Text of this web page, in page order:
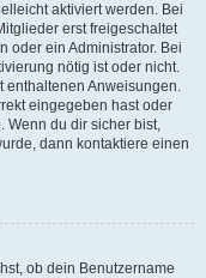
aktiviert werden. Bei
erst freigeschaltet
oder ein Administrator. Bei
nötig ist oder nicht.
enthaltenen Anweisungen.
eingegeben hast oder
Wenn du dir sicher bist,
dann kontaktiere einen
ob dein Benutzername